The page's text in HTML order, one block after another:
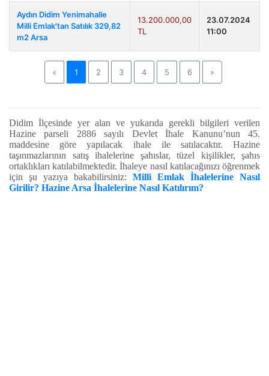
Aydın Didim Yenimahalle
Milli Emlak'tan Satılık 329,82
m2 Arsa
13.200.000,00
TL
23.07.2024
11:00
«Previous
1 2 3 4 5 6 »Next
Didim İlçesinde yer alan ve yukarıda gerekli bilgileri verilen
Hazine parseli 2886 sayılı Devlet İhale Kanunu’nun 45.
maddesine göre yapılacak ihale ile satılacaktır. Hazine
taşınmazlarının satış ihalelerine şahıslar, tüzel kişilikler, şahıs
ortaklıkları katılabilmektedir. İhaleye nasıl katılacağınızı öğrenmek
için şu yazıya bakabilirsiniz: Milli Emlak İhalelerine Nasıl
Girilir? Hazine Arsa İhalelerine Nasıl Katılırım?